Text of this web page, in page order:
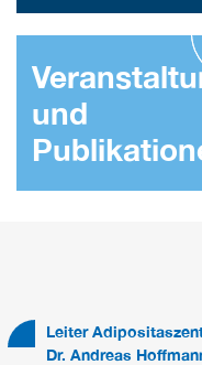
und
Leiter
Dr. Andreas